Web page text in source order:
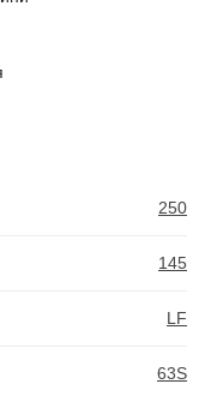
250
145
LF
63S